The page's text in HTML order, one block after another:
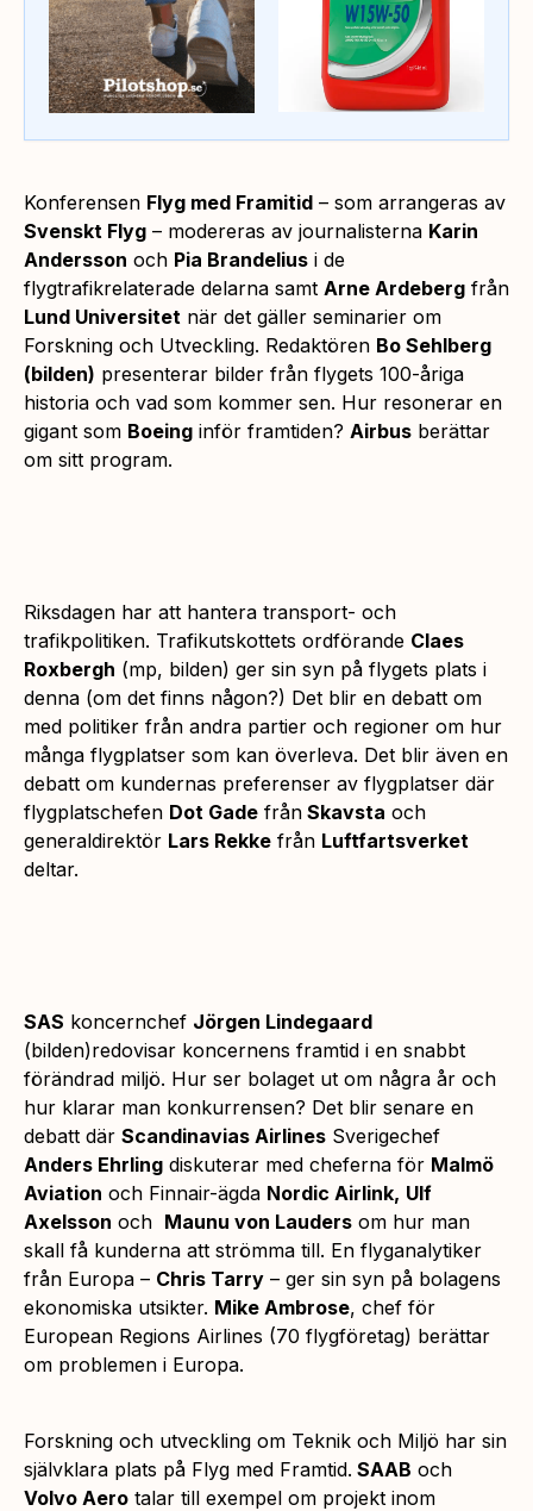
Konferensen Flyg med Framitid – som arrangeras av
Svenskt Flyg – modereras av journalisterna Karin
Andersson och Pia Brandelius i de
flygtrafikrelaterade delarna samt Arne Ardeberg från
Lund Universitet när det gäller seminarier om
Forskning och Utveckling. Redaktören Bo Sehlberg
(bilden) presenterar bilder från flygets 100-åriga
historia och vad som kommer sen. Hur resonerar en
gigant som Boeing inför framtiden? Airbus berättar
om sitt program.
Riksdagen har att hantera transport- och
trafikpolitiken. Trafikutskottets ordförande Claes
Roxbergh (mp, bilden) ger sin syn på flygets plats i
denna (om det finns någon?) Det blir en debatt om
med politiker från andra partier och regioner om hur
många flygplatser som kan överleva. Det blir även en
debatt om kundernas preferenser av flygplatser där
flygplatschefen Dot Gade från Skavsta och
generaldirektör Lars Rekke från Luftfartsverket
deltar.
SAS koncernchef Jörgen Lindegaard
(bilden)redovisar koncernens framtid i en snabbt
förändrad miljö. Hur ser bolaget ut om några år och
hur klarar man konkurrensen? Det blir senare en
debatt där Scandinavias Airlines Sverigechef
Anders Ehrling diskuterar med cheferna för Malmö
Aviation och Finnair-ägda Nordic Airlink, Ulf
Axelsson och Maunu von Lauders om hur man
skall få kunderna att strömma till. En flyganalytiker
från Europa – Chris Tarry – ger sin syn på bolagens
ekonomiska utsikter. Mike Ambrose, chef för
European Regions Airlines (70 flygföretag) berättar
om problemen i Europa.
Forskning och utveckling om Teknik och Miljö har sin
självklara plats på Flyg med Framtid. SAAB och
Volvo Aero talar till exempel om projekt inom